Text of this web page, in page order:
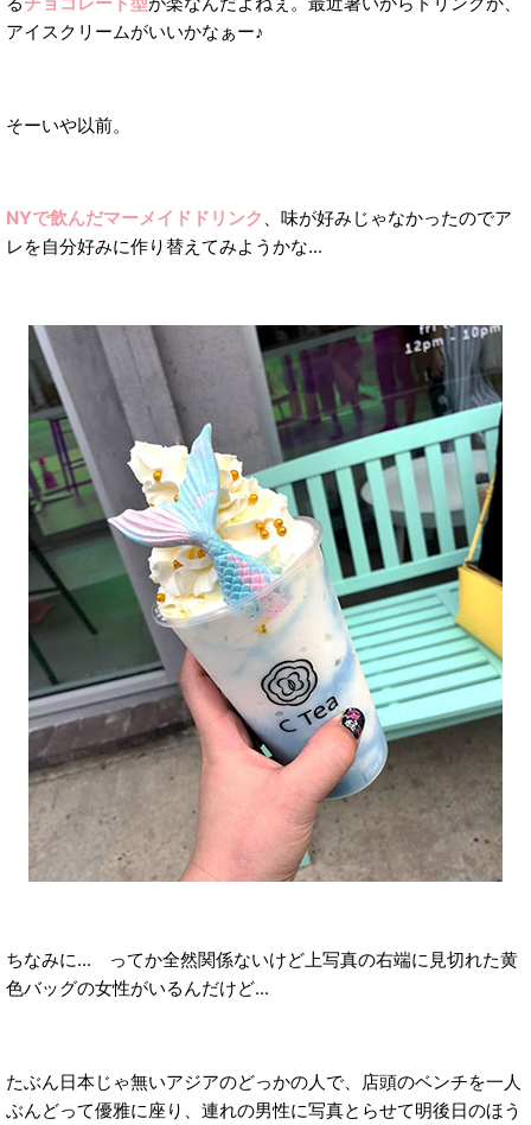
アイスクリームがいいかなぁー♪
そーいや以前。
NYで飲んだマーメイドドリンク 、味が好みじゃなかったのでア
レを自分好みに作り替えてみようかな...
ちなみに... ってか全然関係ないけど上写真の右端に見切れた黄
色バッグの女性がいるんだけど...
たぶん日本じゃ無いアジアのどっかの人で、店頭のベンチを一人
ぶんどって優雅に座り、連れの男性に写真とらせて明後日のほう